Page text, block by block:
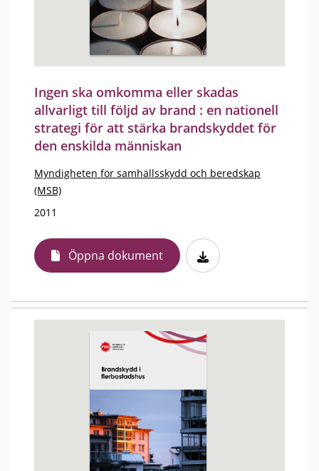
Ingen ska omkomma eller skadas
allvarligt till följd av brand : en nationell
strategi för att stärka brandskyddet för
den enskilda människan
Myndigheten för samhällsskydd och beredskap
(MSB)
2011
Öppna dokument